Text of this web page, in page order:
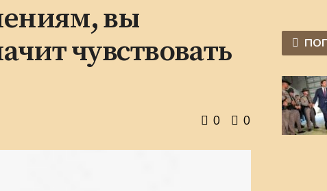
вы
чувствовать
0 0